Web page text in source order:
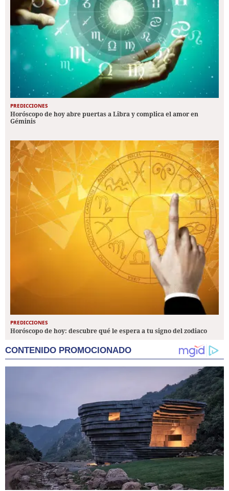
PREDICCIONES
Horóscopo de hoy abre puertas a Libra y complica el amor en
Géminis
PREDICCIONES
Horóscopo de hoy: descubre qué le espera a tu signo del zodiaco
CONTENIDO PROMOCIONADO